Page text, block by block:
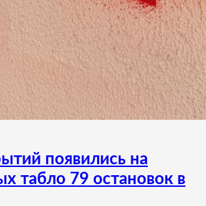
появились на
табло 79 остановок в